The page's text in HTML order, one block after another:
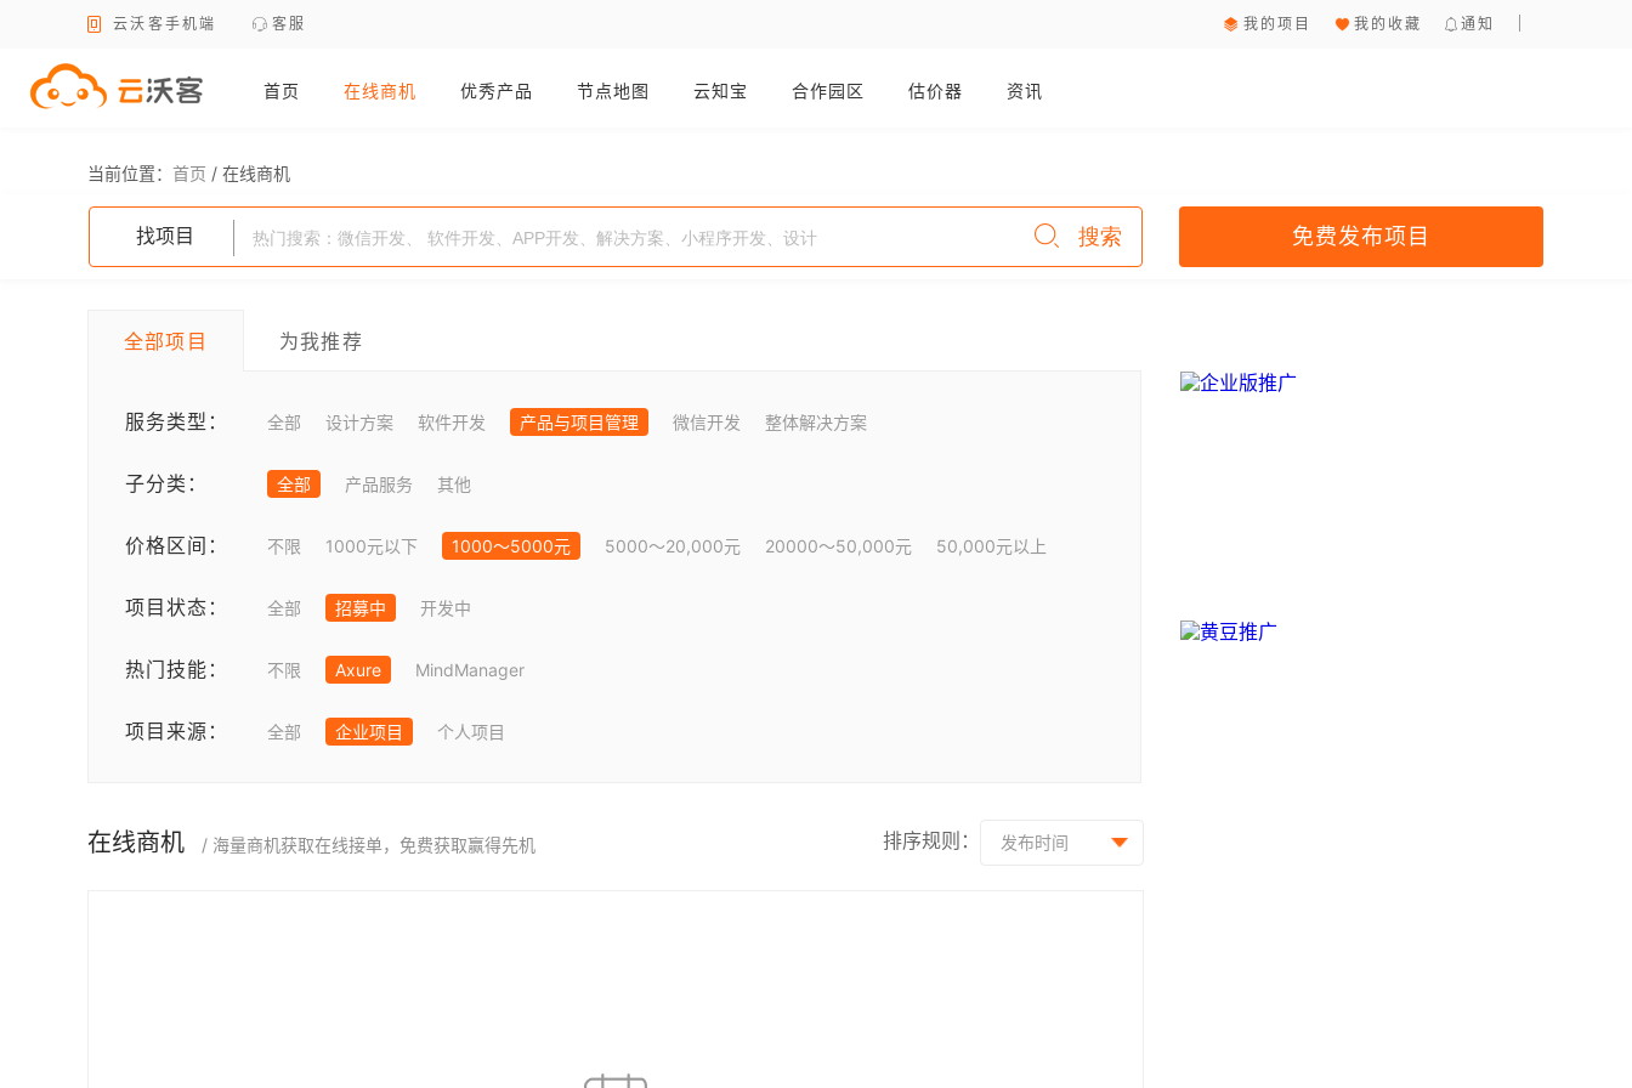
云沃客手机端 客服 我的项目 我的收藏 通知
首页 在线商机 优秀产品 节点地图 云知宝 合作园区 估价器 资讯
当前位置： 首页 / 在线商机
找项目 搜索 免费发布项目
全部项目 为我推荐
服务类型： 全部 设计方案 软件开发 产品与项目管理 微信开发 整体解决方案
子分类： 全部 产品服务 其他
价格区间： 不限 1000元以下 1000～5000元 5000～20,000元 20000～50,000元 50,000元以上
项目状态： 全部 招募中 开发中
热门技能： 不限 Axure MindManager
项目来源： 全部 企业项目 个人项目
在线商机 / 海量商机获取在线接单，免费获取赢得先机 排序规则： 发布时间